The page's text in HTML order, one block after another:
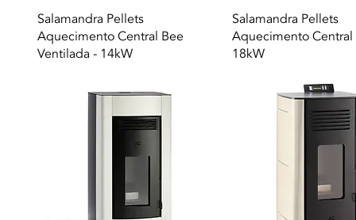
Vista rapida
Salamandra Pellets
Aquecimento Central Bee
Ventilada - 14kW
Vista rapida
Salamandra Pellets
Aquecimento Central
18kW